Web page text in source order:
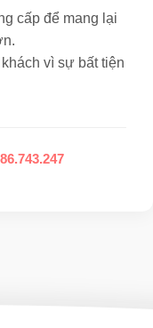
cấp để mang lại
vì sự bất tiện